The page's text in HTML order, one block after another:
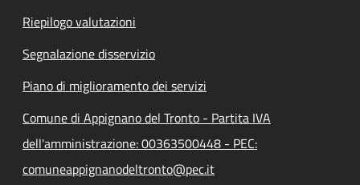
Riepilogo valutazioni
Segnalazione disservizio
Piano di miglioramento dei servizi
Comune di Appignano del Tronto - Partita IVA
dell'amministrazione: 00363500448 - PEC:
comuneappignanodeltronto@pec.it